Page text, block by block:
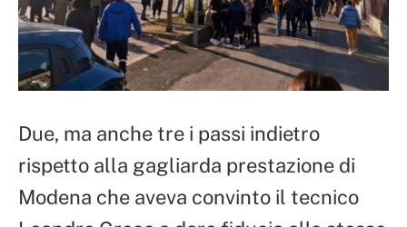
Due, ma anche tre i passi indietro
rispetto alla gagliarda prestazione di
Modena che aveva convinto il tecnico